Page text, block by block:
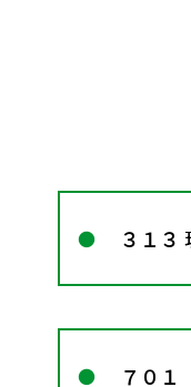
３１３
７０